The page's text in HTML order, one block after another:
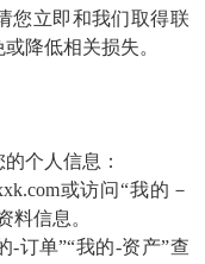
您立即和我们取得联
降低相关损失。
个人信息：
或访问“我的－
料信息。
-订单”“我的-资产”查